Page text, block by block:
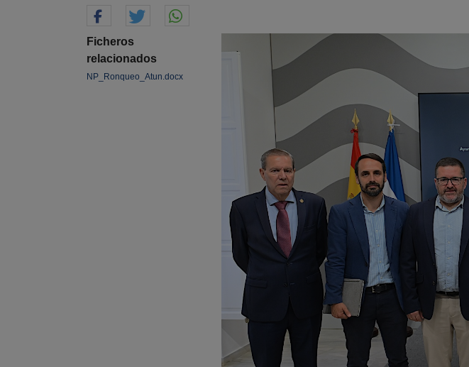
Ficheros
relacionados
NP_Ronqueo_Atun.docx